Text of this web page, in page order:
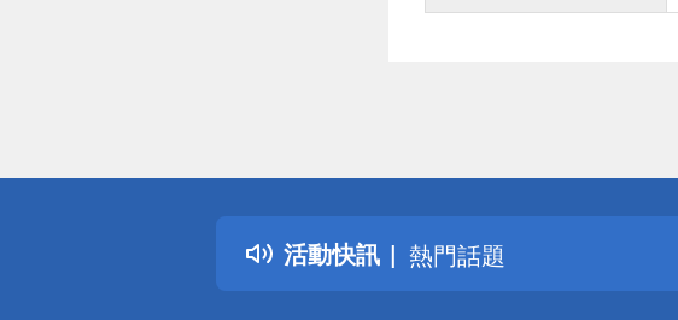
活動快訊
詐騙網頁！請小心！
得獎公告
熱門話題
銀行優惠